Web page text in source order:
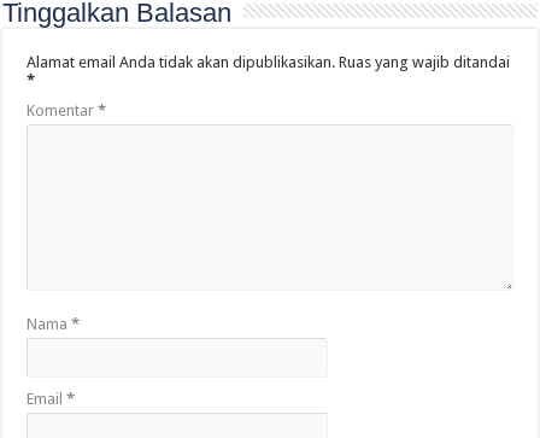
Tinggalkan Balasan
Alamat email Anda tidak akan dipublikasikan. Ruas yang wajib ditandai
*
Komentar*
Nama*
Email*